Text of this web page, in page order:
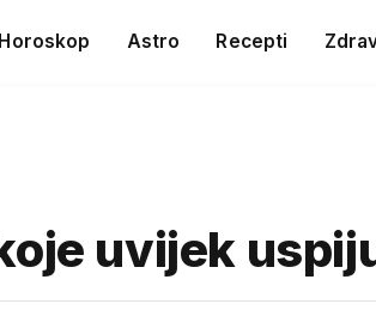
Horoskop Astro Recepti
uvijek